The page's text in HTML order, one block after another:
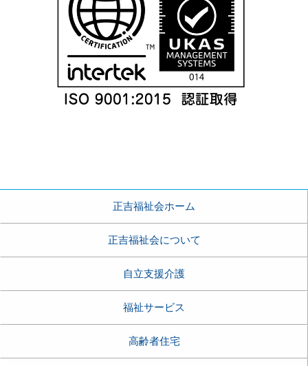
正吉福祉会ホーム
正吉福祉会について
自立支援介護
福祉サービス
高齢者住宅